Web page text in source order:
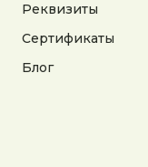
Реквизиты
Сертификаты
Блог
Калужская область,
поселение Асеньевское,